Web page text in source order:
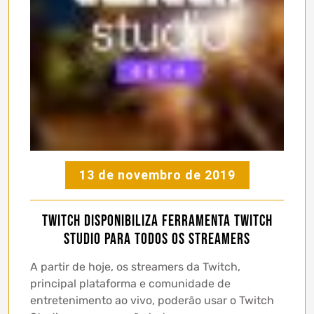
13 de novembro de 2019
Twitch disponibiliza ferramenta Twitch
Studio para todos os streamers
A partir de hoje, os streamers da Twitch,
principal plataforma e comunidade de
entretenimento ao vivo, poderão usar o Twitch